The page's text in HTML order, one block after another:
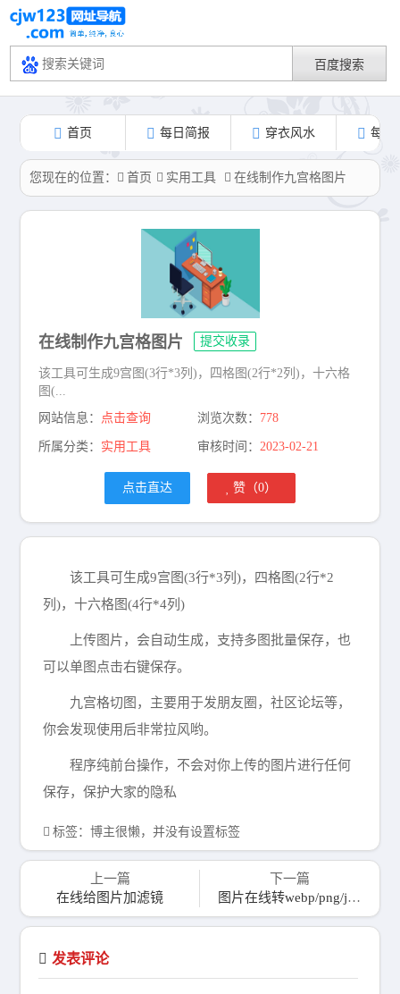
首页 每日简报 穿衣风水 每日
您现在的位置： 首页 实用工具 在线制作九宫格图片
在线制作九宫格图片 提交收录
该工具可生成9宫图(3行*3列)，四格图(2行*2列)，十六格
图(...
网站信息： 点击查询 浏览次数： 778
所属分类： 实用工具 审核时间： 2023-02-21
点击直达 赞（0）
该工具可生成9宫图(3行*3列)，四格图(2行*2
列)，十六格图(4行*4列)
上传图片，会自动生成，支持多图批量保存，也
可以单图点击右键保存。
九宫格切图，主要用于发朋友圈，社区论坛等，
你会发现使用后非常拉风哟。
程序纯前台操作，不会对你上传的图片进行任何
保存，保护大家的隐私
标签：博主很懒，并没有设置标签
上一篇
在线给图片加滤镜
下一篇
图片在线转webp/png/jpeg格式
发表评论